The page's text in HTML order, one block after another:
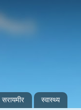
सरायमीर स्वास्थ्य